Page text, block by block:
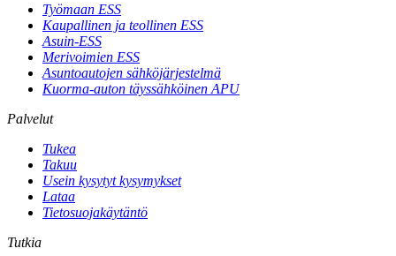
Työmaan ESS
Kaupallinen ja teollinen ESS
Asuin-ESS
Merivoimien ESS
Asuntoautojen sähköjärjestelmä
Kuorma-auton täyssähköinen APU
Palvelut
Tukea
Takuu
Usein kysytyt kysymykset
Lataa
Tietosuojakäytäntö
Tutkia